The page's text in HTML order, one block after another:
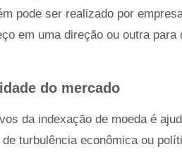
pode ser realizado por
em uma direção ou outra
do mercado
da indexação de moeda é
turbulência econômica ou